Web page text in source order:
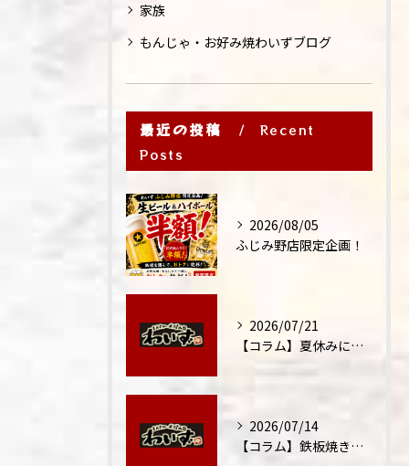
家族
もんじゃ・お好み焼わいずブログ
最近の投稿
Recent
Posts
2026/08/05
ふじみ野店限定企画！
2026/07/21
【コラム】夏休みに家族外食が増える理由
2026/07/14
【コラム】鉄板焼きが"コミュニケーション飯"と呼ばれる理由